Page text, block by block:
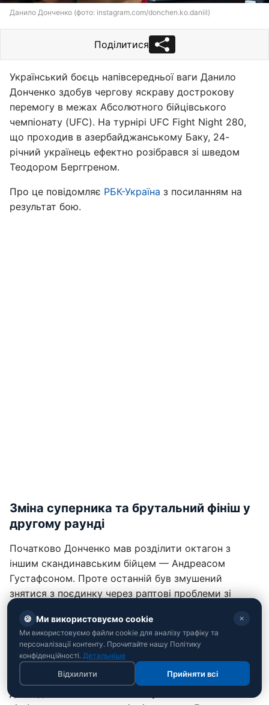
Данило Донченко (фото: instagram.com/donchen.ko.daniil)
Поділитися
Український боєць напівсередньої ваги Данило
Донченко здобув чергову яскраву дострокову
перемогу в межах Абсолютного бійцівського
чемпіонату (UFC). На турнірі UFC Fight Night 280,
що проходив в азербайджанському Баку, 24-
річний українець ефектно розібрався зі шведом
Теодором Берггреном.
Про це повідомляє РБК-Україна з посиланням на
результат бою.
Зміна суперника та брутальний фініш у
другому раунді
Початково Донченко мав розділити октагон з
іншим скандинавським бійцем — Андреасом
Густафсоном. Проте останній був змушений
знятися з поєдинку через раптові проблеми зі
погодився Теодор Берггрен (8-4), але встояти під
натиском українця шведу не вдалося.
Донченко (15-2) повністю контролював хід зустрічі,
а розв'язка наступила у другому раунді. Данило
доніс до голови опонента потужний та точний хай-
🍪 Ми використовуємо cookie ✕
Ми використовуємо файли cookie для аналізу трафіку та
персоналізації контенту. Прочитайте нашу Політику
конфіденційності. Детальніше
Відхилити Прийняти всі